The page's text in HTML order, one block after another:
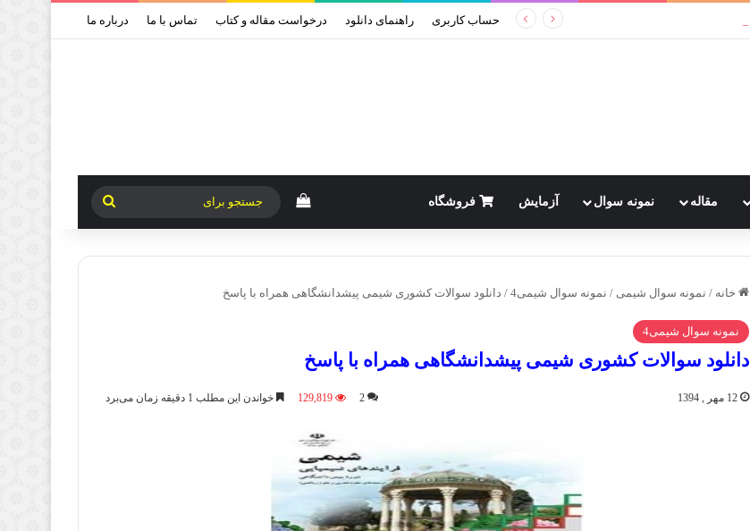
حساب کاربری راهنمای دانلود درخواست مقاله و کتاب تماس با ما درباره ما
مقاله نمونه سوال آزمایش فروشگاه دیدن سبد خرید جستجو
برای
خانه / نمونه سوال شیمی / نمونه سوال شیمی4 / دانلود سوالات کشوری شیمی پیشدانشگاهی همراه با پاسخ
نمونه سوال شیمی4
دانلود سوالات کشوری شیمی پیشدانشگاهی همراه با پاسخ
12 مهر , 1394 2
129,819 خواندن این مطلب 1 دقیقه زمان می‌برد